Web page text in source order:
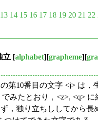
13 14 15 16 17 18 19 20 21 22
立 [alphabet][grapheme][
第10番目の文字 <j> は，
でみたとおり，<z>, <q>
，独り立ちししてから